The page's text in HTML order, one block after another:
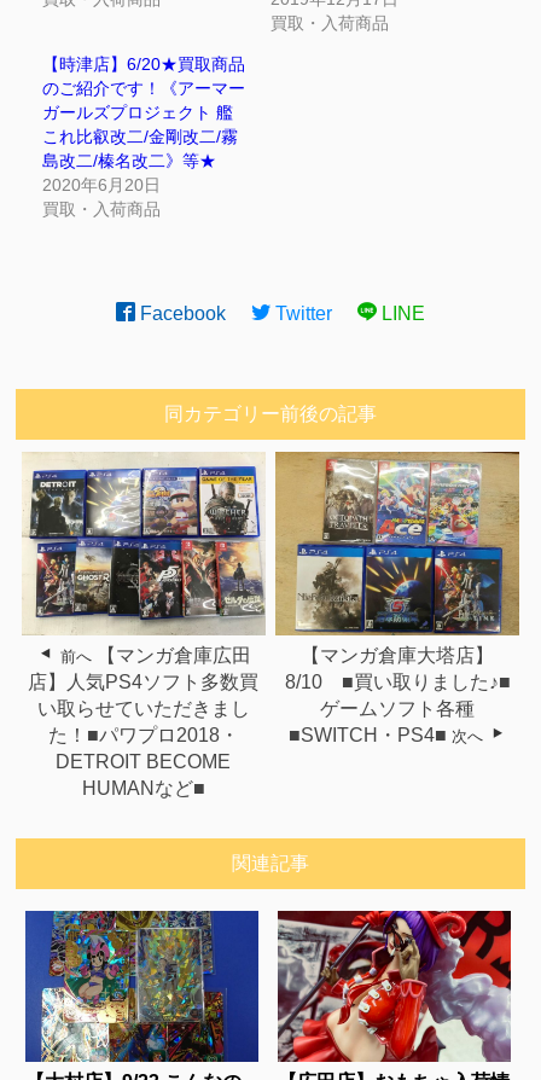
買取・入荷商品
【時津店】6/20★買取商品
のご紹介です！《アーマー
ガールズプロジェクト 艦
これ比叡改二/金剛改二/霧
島改二/榛名改二》等★
2020年6月20日
買取・入荷商品
Facebook Twitter LINE
同カテゴリー前後の記事
前へ
【マンガ倉庫広田
店】人気PS4ソフト多数買
い取らせていただきまし
た！■パワプロ2018・
DETROIT BECOME
HUMANなど■
【マンガ倉庫大塔店】
8/10 ■買い取りました♪■
ゲームソフト各種
■SWITCH・PS4■ 次へ
関連記事